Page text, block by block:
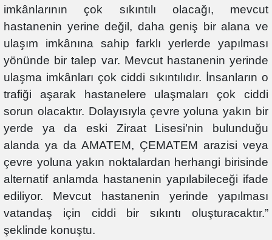
imkânlarının çok sıkıntılı olacağı, mevcut
hastanenin yerine değil, daha geniş bir alana ve
ulaşım imkânına sahip farklı yerlerde yapılması
yönünde bir talep var. Mevcut hastanenin yerinde
ulaşma imkânları çok ciddi sıkıntılıdır. İnsanların o
trafiği aşarak hastanelere ulaşmaları çok ciddi
sorun olacaktır. Dolayısıyla çevre yoluna yakın bir
yerde ya da eski Ziraat Lisesi’nin bulunduğu
alanda ya da AMATEM, ÇEMATEM arazisi veya
çevre yoluna yakın noktalardan herhangi birisinde
alternatif anlamda hastanenin yapılabileceği ifade
ediliyor. Mevcut hastanenin yerinde yapılması
vatandaş için ciddi bir sıkıntı oluşturacaktır.”
şeklinde konuştu.